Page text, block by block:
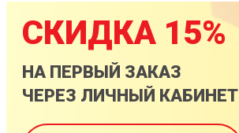
СКИДКА 15%
НА ПЕРВЫЙ ЗАКАЗ
ЧЕРЕЗ ЛИЧНЫЙ КАБИНЕТ